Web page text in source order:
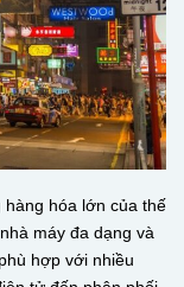
hóa lớn của thế
máy đa dạng và
hợp với nhiều